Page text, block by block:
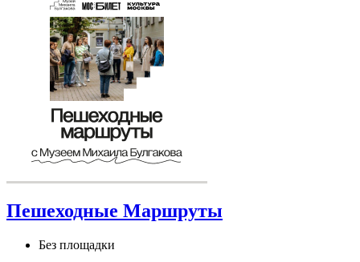
Пешеходные Маршруты
Без площадки